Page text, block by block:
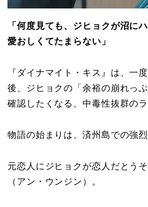
「何度見ても、ジヒョクが沼に
愛おしくてたまらない」
『ダイナマイト・キス』は、一
後、ジヒョクの「余裕の崩れっ
確認したくなる、中毒性抜群のラ
物語の始まりは、済州島での強烈
元恋人にジヒョクが恋人だとう
（アン・ウンジン）。